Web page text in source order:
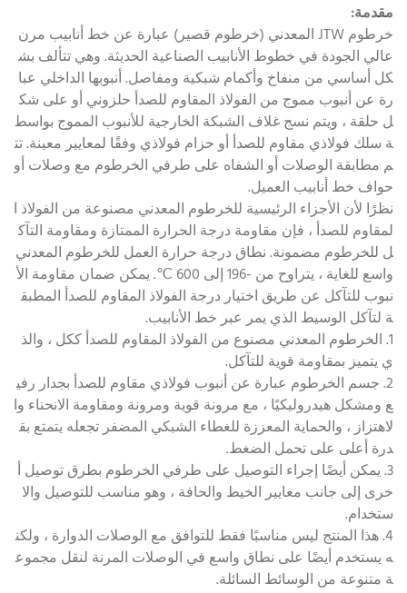
مقدمة:
خرطوم JTW المعدني (خرطوم قصير) عبارة عن خط أنابيب مرن
عالي الجودة في خطوط الأنابيب الصناعية الحديثة. وهي تتألف بش
كل أساسي من منفاخ وأكمام شبكية ومفاصل. أنبوبها الداخلي عبا
رة عن أنبوب مموج من الفولاذ المقاوم للصدأ حلزوني أو على شك
ل حلقة ، ويتم نسج غلاف الشبكة الخارجية للأنبوب المموج بواسط
ة سلك فولاذي مقاوم للصدأ أو حزام فولاذي وفقًا لمعايير معينة. تت
م مطابقة الوصلات أو الشفاه على طرفي الخرطوم مع وصلات أو
حواف خط أنابيب العميل.
نظرًا لأن الأجزاء الرئيسية للخرطوم المعدني مصنوعة من الفولاذ ا
لمقاوم للصدأ ، فإن مقاومة درجة الحرارة الممتازة ومقاومة التآك
ل للخرطوم مضمونة. نطاق درجة حرارة العمل للخرطوم المعدني
واسع للغاية ، يتراوح من -196 إلى 600 ℃. يمكن ضمان مقاومة الأ
نبوب للتآكل عن طريق اختيار درجة الفولاذ المقاوم للصدأ المطبق
ة لتآكل الوسيط الذي يمر عبر خط الأنابيب.
1. الخرطوم المعدني مصنوع من الفولاذ المقاوم للصدأ ككل ، والذ
ي يتميز بمقاومة قوية للتآكل.
2. جسم الخرطوم عبارة عن أنبوب فولاذي مقاوم للصدأ بجدار رفي
ع ومشكل هيدروليكيًا ، مع مرونة قوية ومرونة ومقاومة الانحناء وا
لاهتزاز ، والحماية المعززة للغطاء الشبكي المضفر تجعله يتمتع بق
درة أعلى على تحمل الضغط.
3. يمكن أيضًا إجراء التوصيل على طرفي الخرطوم بطرق توصيل أ
خرى إلى جانب معايير الخيط والحافة ، وهو مناسب للتوصيل والا
ستخدام.
4. هذا المنتج ليس مناسبًا فقط للتوافق مع الوصلات الدوارة ، ولكن
ه يستخدم أيضًا على نطاق واسع في الوصلات المرنة لنقل مجموع
ة متنوعة من الوسائط السائلة.